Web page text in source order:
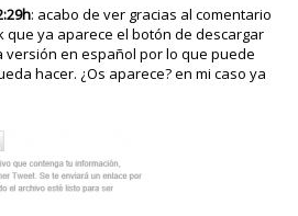
: acabo de ver gracias al comentario
que ya aparece el botón de descargar
versión en español por lo que puede
hacer. ¿Os aparece? en mi caso ya